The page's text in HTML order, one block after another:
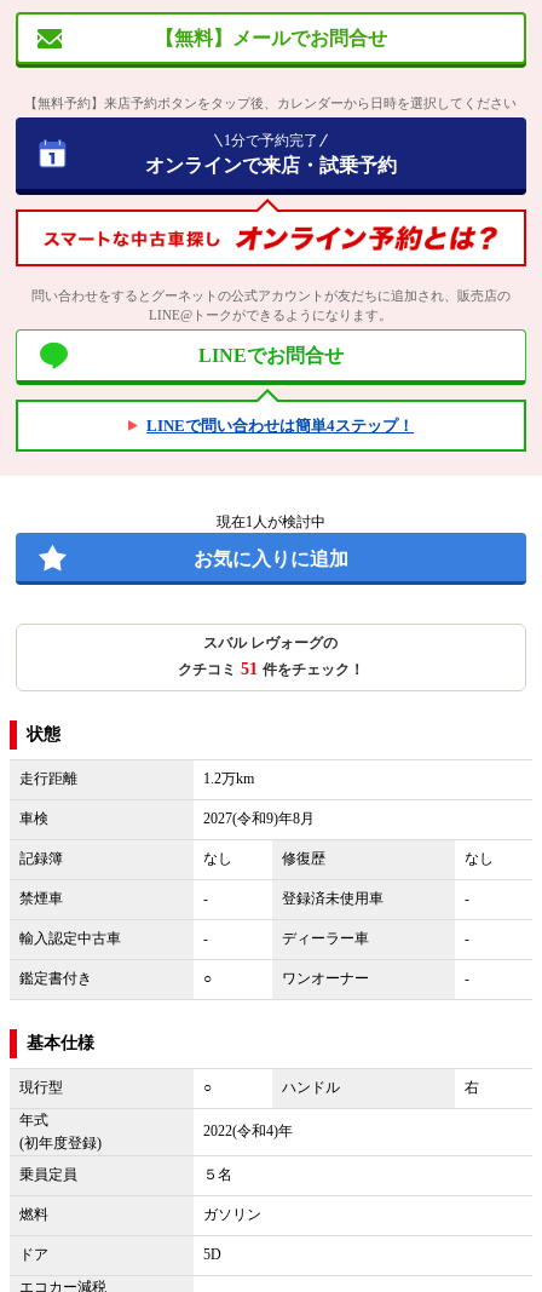
【無料】メールでお問合せ
【無料予約】来店予約ボタンをタップ後、カレンダーから日時を選択してください
1分で予約完了
オンラインで来店・試乗予約
問い合わせをするとグーネットの公式アカウントが友だちに追加され、販売店の
LINE@トークができるようになります。
LINEでお問合せ
LINEで問い合わせは簡単4ステップ！
現在1人が検討中
お気に入りに追加
スバル レヴォーグの
クチコミ 51 件をチェック！
状態
走行距離 1.2万km
車検 2027(令和9)年8月
記録簿 なし 修復歴 なし
禁煙車 - 登録済未使用車 -
輸入認定中古車 - ディーラー車 -
鑑定書付き ○ ワンオーナー -
基本仕様
現行型 ○ ハンドル
右
年式
(初年度登録)
2022(令和4)年
乗員定員 ５名
燃料 ガソリン
ドア
5D
エコカー減税